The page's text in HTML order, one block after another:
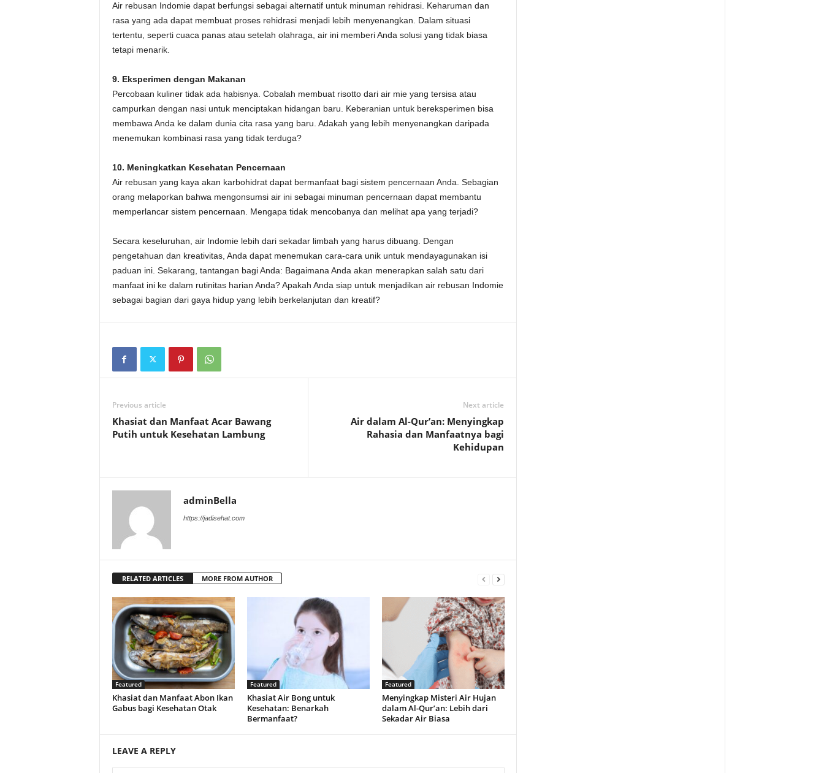
Air rebusan Indomie dapat berfungsi sebagai alternatif untuk minuman rehidrasi. Keharuman dan
rasa yang ada dapat membuat proses rehidrasi menjadi lebih menyenangkan. Dalam situasi
tertentu, seperti cuaca panas atau setelah olahraga, air ini memberi Anda solusi yang tidak biasa
tetapi menarik.
9. Eksperimen dengan Makanan
Percobaan kuliner tidak ada habisnya. Cobalah membuat risotto dari air mie yang tersisa atau
campurkan dengan nasi untuk menciptakan hidangan baru. Keberanian untuk bereksperimen bisa
membawa Anda ke dalam dunia cita rasa yang baru. Adakah yang lebih menyenangkan daripada
menemukan kombinasi rasa yang tidak terduga?
10. Meningkatkan Kesehatan Pencernaan
Air rebusan yang kaya akan karbohidrat dapat bermanfaat bagi sistem pencernaan Anda. Sebagian
orang melaporkan bahwa mengonsumsi air ini sebagai minuman pencernaan dapat membantu
memperlancar sistem pencernaan. Mengapa tidak mencobanya dan melihat apa yang terjadi?
Secara keseluruhan, air Indomie lebih dari sekadar limbah yang harus dibuang. Dengan
pengetahuan dan kreativitas, Anda dapat menemukan cara-cara unik untuk mendayagunakan isi
paduan ini. Sekarang, tantangan bagi Anda: Bagaimana Anda akan menerapkan salah satu dari
manfaat ini ke dalam rutinitas harian Anda? Apakah Anda siap untuk menjadikan air rebusan Indomie
sebagai bagian dari gaya hidup yang lebih berkelanjutan dan kreatif?
Previous article
Khasiat dan Manfaat Acar Bawang
Putih untuk Kesehatan Lambung
Next article
Air dalam Al-Qur’an: Menyingkap
Rahasia dan Manfaatnya bagi
Kehidupan
adminBella
https://jadisehat.com
RELATED ARTICLES MORE FROM AUTHOR
Featured
Khasiat dan Manfaat Abon Ikan
Gabus bagi Kesehatan Otak
Featured
Khasiat Air Bong untuk
Kesehatan: Benarkah
Bermanfaat?
Featured
Menyingkap Misteri Air Hujan
dalam Al-Qur’an: Lebih dari
Sekadar Air Biasa
LEAVE A REPLY